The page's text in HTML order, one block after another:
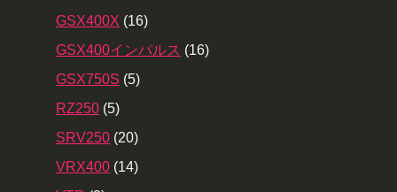
GSX400X (16)
GSX400インパルス (16)
GSX750S (5)
RZ250 (5)
SRV250 (20)
VRX400 (14)